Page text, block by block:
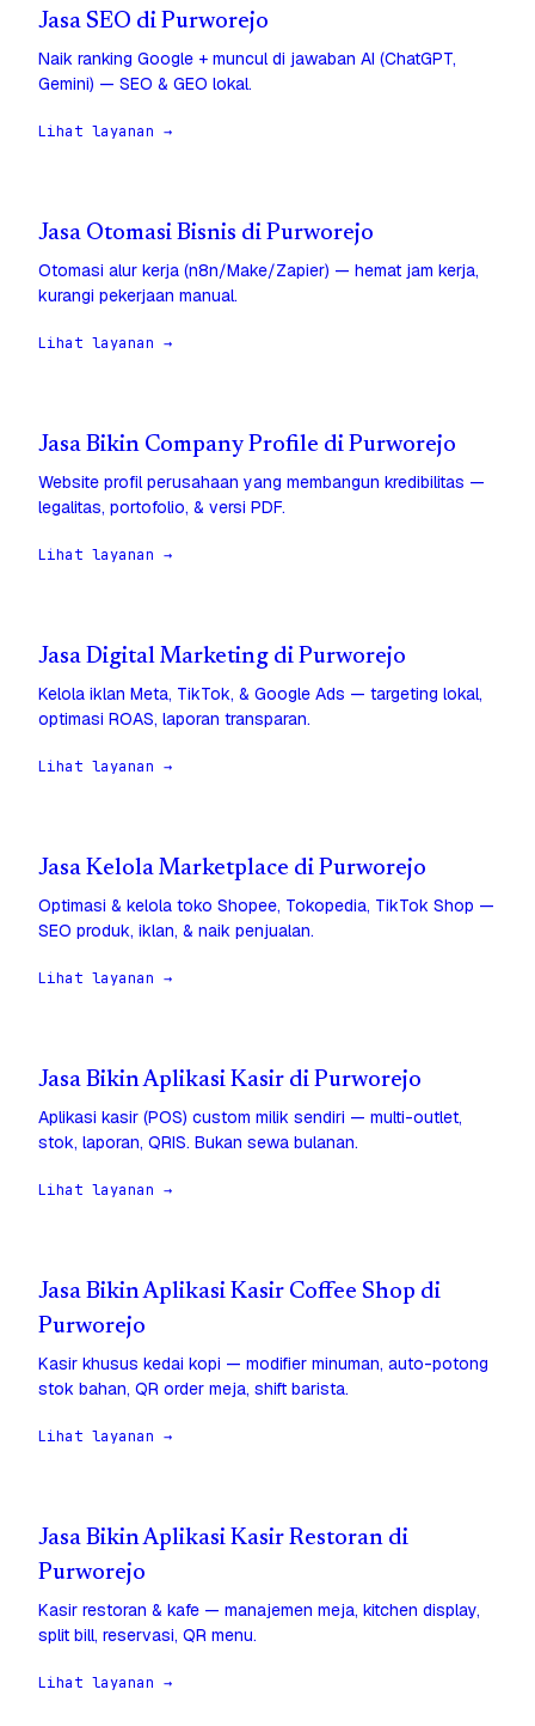
Jasa SEO di Purworejo
Naik ranking Google + muncul di jawaban AI (ChatGPT,
Gemini) — SEO & GEO lokal.
Lihat layanan →
Jasa Otomasi Bisnis di Purworejo
Otomasi alur kerja (n8n/Make/Zapier) — hemat jam kerja,
kurangi pekerjaan manual.
Lihat layanan →
Jasa Bikin Company Profile di Purworejo
Website profil perusahaan yang membangun kredibilitas —
legalitas, portofolio, & versi PDF.
Lihat layanan →
Jasa Digital Marketing di Purworejo
Kelola iklan Meta, TikTok, & Google Ads — targeting lokal,
optimasi ROAS, laporan transparan.
Lihat layanan →
Jasa Kelola Marketplace di Purworejo
Optimasi & kelola toko Shopee, Tokopedia, TikTok Shop —
SEO produk, iklan, & naik penjualan.
Lihat layanan →
Jasa Bikin Aplikasi Kasir di Purworejo
Aplikasi kasir (POS) custom milik sendiri — multi-outlet,
stok, laporan, QRIS. Bukan sewa bulanan.
Lihat layanan →
Jasa Bikin Aplikasi Kasir Coffee Shop di
Purworejo
Kasir khusus kedai kopi — modifier minuman, auto-potong
stok bahan, QR order meja, shift barista.
Lihat layanan →
Jasa Bikin Aplikasi Kasir Restoran di
Purworejo
Kasir restoran & kafe — manajemen meja, kitchen display,
split bill, reservasi, QR menu.
Lihat layanan →